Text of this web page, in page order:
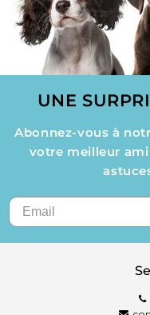
UNE
Abonnez-vous à
votre meilleur